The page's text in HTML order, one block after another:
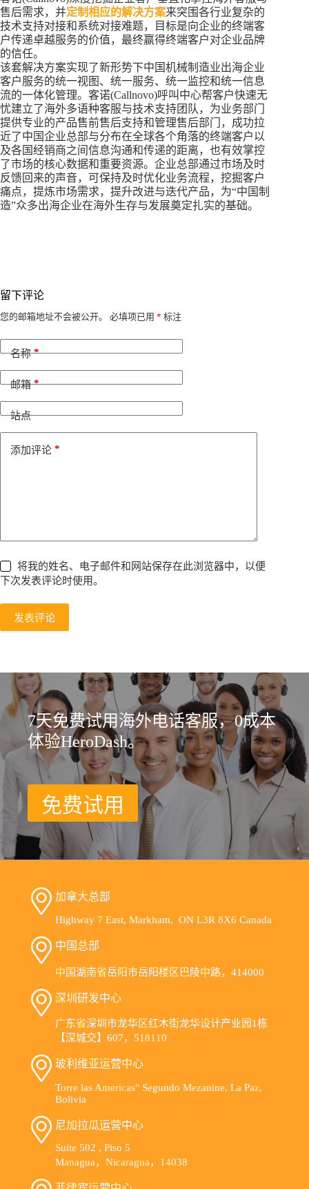
售后需求，并定制相应的解决方案来突围各行业复杂的
技术支持对接和系统对接难题，目标是向企业的终端客
户传递卓越服务的价值，最终赢得终端客户对企业品牌
的信任。
该套解决方案实现了新形势下中国机械制造业出海企业
客户服务的统一视图、统一服务、统一监控和统一信息
流的一体化管理。客诺(Callnovo)呼叫中心帮客户快速无
忧建立了海外多语种客服与技术支持团队，为业务部门
提供专业的产品售前售后支持和管理售后部门，成功拉
近了中国企业总部与分布在全球各个角落的终端客户以
及各国经销商之间信息沟通和传递的距离，也有效掌控
了市场的核心数据和重要资源。企业总部通过市场及时
反馈回来的声音，可保持及时优化业务流程，挖掘客户
痛点，提炼市场需求，提升改进与迭代产品，为“中国制
造”众多出海企业在海外生存与发展奠定扎实的基础。
留下评论
您的邮箱地址不会被公开。 必填项已用 * 标注
名称*
邮箱*
站点
添加评论 *
将我的姓名、电子邮件和网站保存在此浏览器中，以便
下次发表评论时使用。
发表评论
A
t
e
t
i
7天免费试用海外电话客服，0成本
体验HeroDash。
免费试用
加拿大总部
Highway 7 East, Markham, ON L3R 8X6 Canada
中国总部
中国湖南省岳阳市岳阳楼区巴陵中路，414000
深圳研发中心
广东省深圳市龙华区红木街龙华设计产业园1栋
【深城交】607，518110
玻利维亚运营中心
Torre las Americas" Segundo Mezanine, La Paz,
Bolivia
尼加拉瓜运营中心
Suite 502 , Piso 5
Managua，Nicaragua，14038